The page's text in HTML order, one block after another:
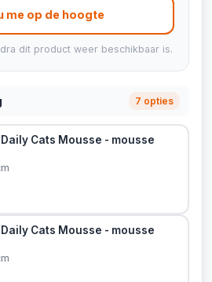
me op de hoogte
dit product weer beschikbaar is.
7 opties
Cats Mousse - mousse
Cats Mousse - mousse